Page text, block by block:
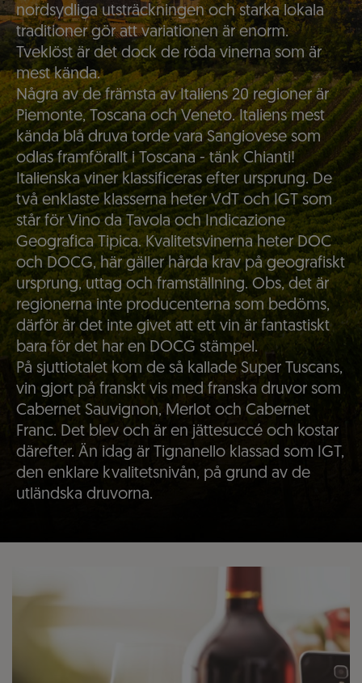
nordsydliga utsträckningen och starka lokala
traditioner gör att variationen är enorm.
Tveklöst är det dock de röda vinerna som är
mest kända.
Några av de främsta av Italiens 20 regioner är
Piemonte, Toscana och Veneto. Italiens mest
kända blå druva torde vara Sangiovese som
odlas framförallt i Toscana - tänk Chianti!
Italienska viner klassificeras efter ursprung. De
två enklaste klasserna heter VdT och IGT som
står för Vino da Tavola och Indicazione
Geografica Tipica. Kvalitetsvinerna heter DOC
och DOCG, här gäller hårda krav på geografiskt
ursprung, uttag och framställning. Obs, det är
regionerna inte producenterna som bedöms,
därför är det inte givet att ett vin är fantastiskt
bara för det har en DOCG stämpel.
På sjuttiotalet kom de så kallade Super Tuscans,
vin gjort på franskt vis med franska druvor som
Cabernet Sauvignon, Merlot och Cabernet
Franc. Det blev och är en jättesuccé och kostar
därefter. Än idag är Tignanello klassad som IGT,
den enklare kvalitetsnivån, på grund av de
utländska druvorna.